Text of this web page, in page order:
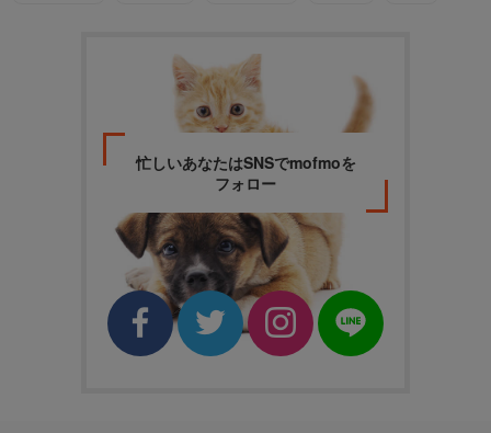
忙しいあなたはSNSでmofmoを
フォロー